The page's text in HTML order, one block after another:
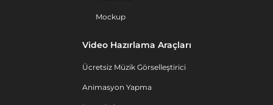
Mockup
Video Hazırlama Araçları
Ücretsiz Müzik Görselleştirici
Animasyon Yapma